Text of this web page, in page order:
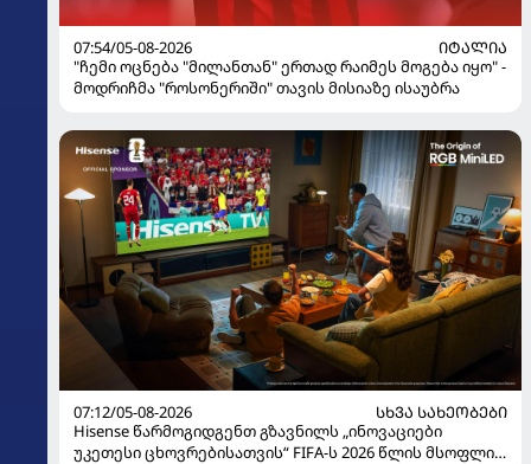
07:54/05-08-2026
ᲘᲢᲐᲚᲘᲐ
"ჩემი ოცნება "მილანთან" ერთად რაიმეს მოგება იყო" -
მოდრიჩმა "როსონერიში" თავის მისიაზე ისაუბრა
07:12/05-08-2026
ᲡᲮᲕᲐ ᲡᲐᲮᲔᲝᲑᲔᲑᲘ
Hisense წარმოგიდგენთ გზავნილს „ინოვაციები
უკეთესი ცხოვრებისათვის“ FIFA-ს 2026 წლის მსოფლიო